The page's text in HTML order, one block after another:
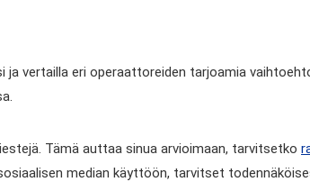
vertailla eri operaattoreiden tarjoamia
Tämä auttaa sinua arvioimaan, tarvitsetko
median käyttöön, tarvitset